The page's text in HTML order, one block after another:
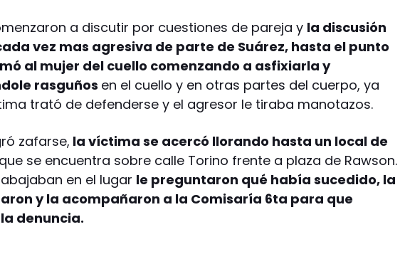
a discutir por cuestiones de pareja y la discusión
vez mas agresiva de parte de Suárez, hasta el punto
al mujer del cuello comenzando a asfixiarla y
rasguños en el cuello y en otras partes del cuerpo, ya
trató de defenderse y el agresor le tiraba manotazos.
zafarse, la víctima se acercó llorando hasta un local de
que se encuentra sobre calle Torino frente a plaza de Rawson.
en el lugar le preguntaron qué había sucedido, la
y la acompañaron a la Comisaría 6ta para que
denuncia.